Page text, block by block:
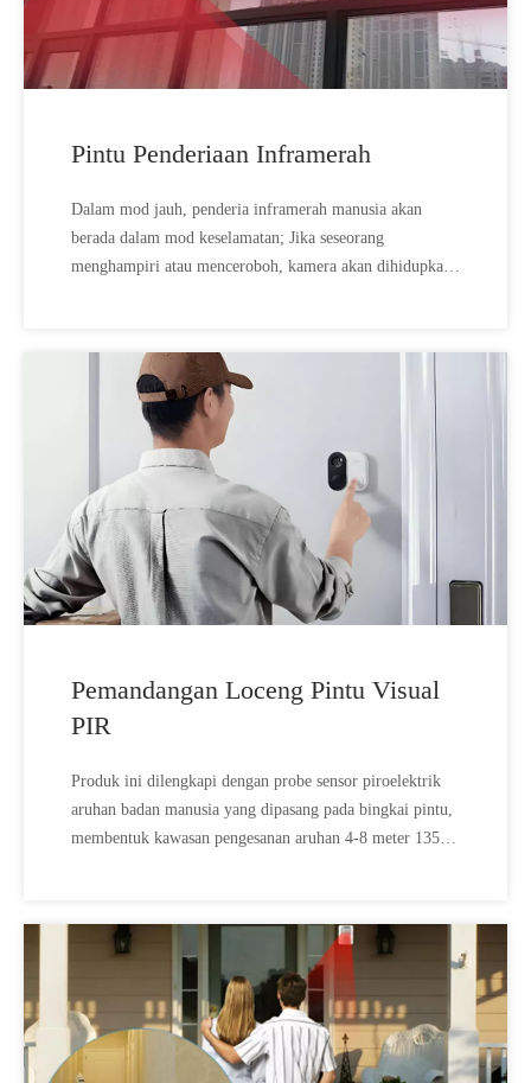
Pintu Penderiaan Inframerah
Dalam mod jauh, penderia inframerah manusia akan
berada dalam mod keselamatan; Jika seseorang
menghampiri atau menceroboh, kamera akan dihidupkan
rendah.
Pemandangan Loceng Pintu Visual
PIR
Produk ini dilengkapi dengan probe sensor piroelektrik
aruhan badan manusia yang dipasang pada bingkai pintu,
membentuk kawasan pengesanan aruhan 4-8 meter 135 °.